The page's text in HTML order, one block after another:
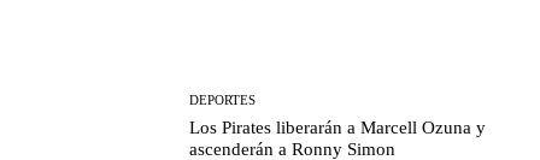
DEPORTES
Los Pirates liberarán a Marcell Ozuna y
ascenderán a Ronny Simon